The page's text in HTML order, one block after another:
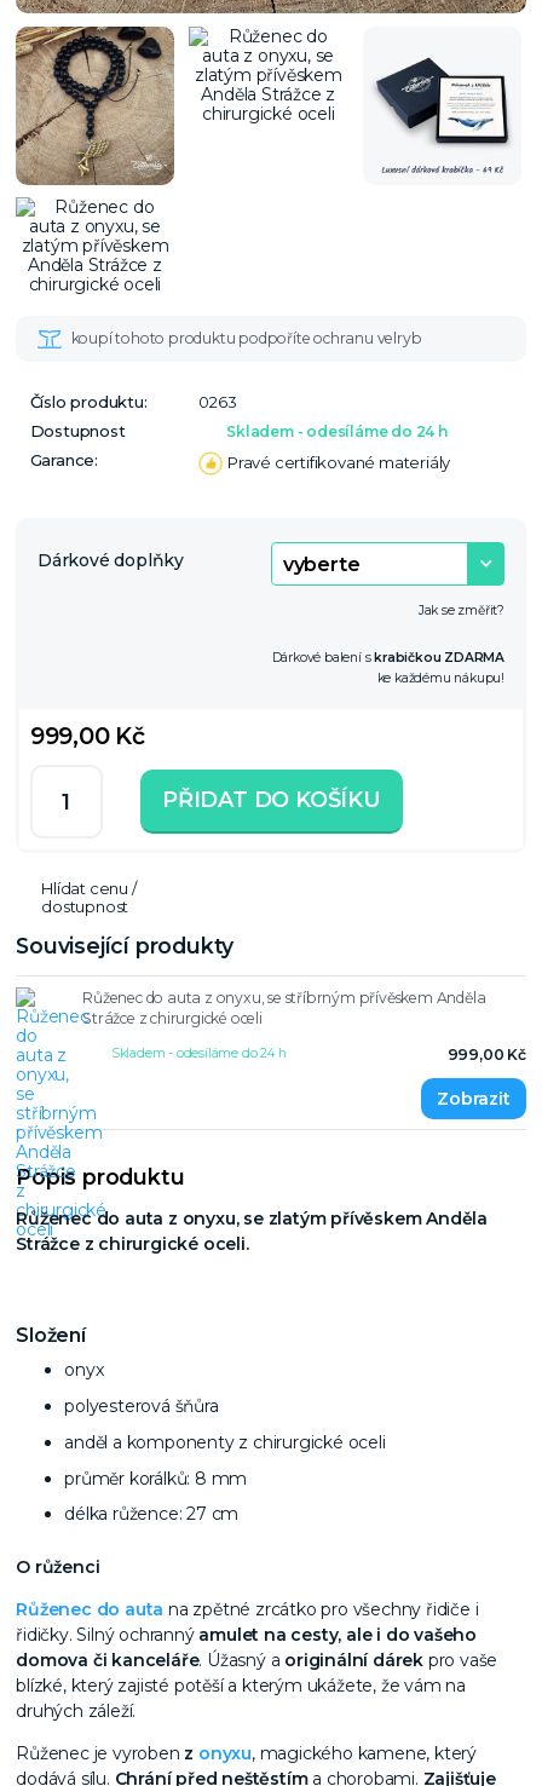
Číslo produktu:
0263
Dostupnost
Skladem - odesíláme do 24 h
Garance: Pravé certifikované materiály
Dárkové doplňky
Jak se změřit?
Dárkové balení s krabičkou ZDARMA
ke každému nákupu!
999,00 Kč
PŘIDAT DO KOŠÍKU
Hlídat cenu /
dostupnost
Související produkty
Růženec do auta z onyxu, se stříbrným přívěskem Anděla
Strážce z chirurgické oceli
999,00 Kč
Skladem - odesíláme do 24 h
Popis produktu
Růženec do auta z onyxu, se zlatým přívěskem Anděla
Strážce z chirurgické oceli.
Složení
onyx
polyesterová šňůra
anděl a komponenty z chirurgické oceli
průměr korálků: 8 mm
délka růžence: 27 cm
O růženci
Růženec do auta na zpětné zrcátko pro všechny řidiče i
řidičky. Silný ochranný amulet na cesty, ale i do vašeho
domova či kanceláře. Úžasný a originální dárek pro vaše
blízké, který zajisté potěší a kterým ukážete, že vám na
druhých záleží.
Růženec je vyroben z onyxu, magického kamene, který
dodává sílu. Chrání před neštěstíma chorobami. Zajišťuje